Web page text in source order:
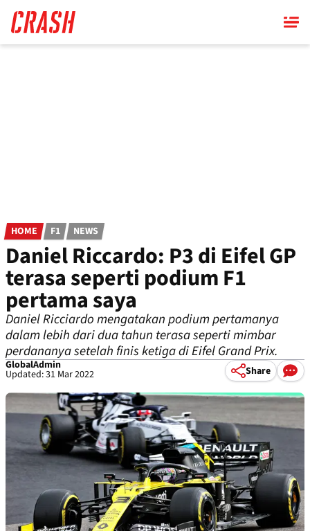
main
content
HOME F1 NEWS
Daniel Riccardo: P3 di Eifel GP
terasa seperti podium F1
pertama saya
Daniel Ricciardo mengatakan podium pertamanya
dalam lebih dari dua tahun terasa seperti mimbar
perdananya setelah finis ketiga di Eifel Grand Prix.
GlobalAdmin
Updated: 31 Mar 2022 Share